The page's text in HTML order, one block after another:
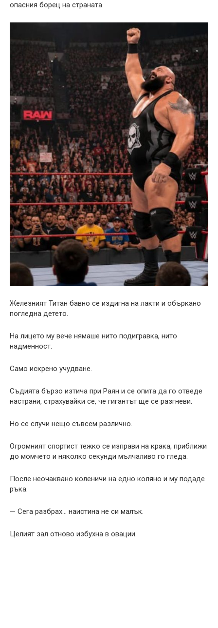
опасния борец на страната.
Железният Титан бавно се издигна на лакти и объркано
погледна детето.
На лицето му вече нямаше нито подигравка, нито
надменност.
Само искрено учудване.
Съдията бързо изтича при Раян и се опита да го отведе
настрани, страхувайки се, че гигантът ще се разгневи.
Но се случи нещо съвсем различно.
Огромният спортист тежко се изправи на крака, приближи
до момчето и няколко секунди мълчаливо го гледа.
После неочаквано коленичи на едно коляно и му подаде
ръка.
— Сега разбрах… наистина не си малък.
Целият зал отново избухна в овации.